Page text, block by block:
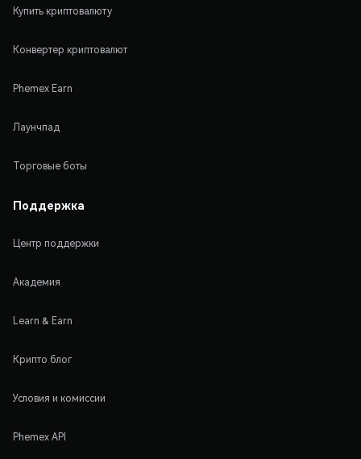
Купить криптовалюту
Конвертер криптовалют
Phemex Earn
Лаунчпад
Торговые боты
Поддержка
Центр поддержки
Академия
Learn & Earn
Крипто блог
Условия и комиссии
Phemex API